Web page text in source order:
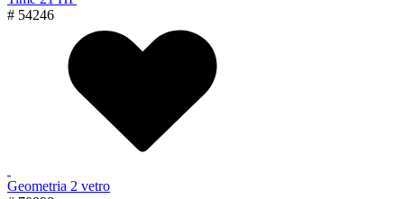
# 54246
Geometria 2 vetro